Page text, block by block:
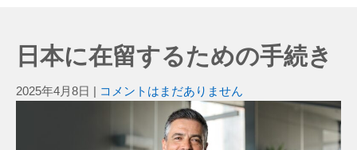
日本に在留するための手続き
2025年4月8日 | コメントはまだありません